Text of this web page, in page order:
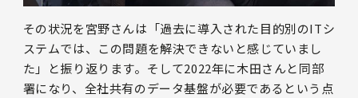
その状況を宮野さんは「過去に導入された目的別のITシ
ステムでは、この問題を解決できないと感じていまし
た」と振り返ります。そして2022年に木田さんと同部
署になり、全社共有のデータ基盤が必要であるという点